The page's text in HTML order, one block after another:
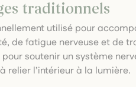
traditionnels
utilisé pour
de fatigue nerveuse et de
soutenir un système
relier l’intérieur à la lumière.